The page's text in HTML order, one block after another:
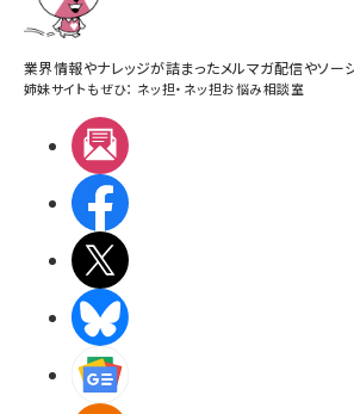
業界情報やナレッジが詰まったメルマガ配信やソーシ
姉妹サイトもぜひ： ネッ担・ ネッ担お悩み相談室